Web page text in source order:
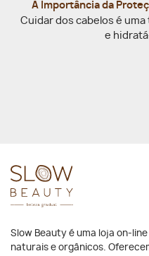
A Importância da
Cuidar dos cabelos é
e
Slow Beauty é uma loja on-
naturais e orgânicos.